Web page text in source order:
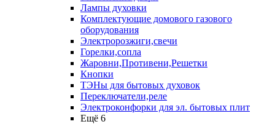
Лампы духовки
Комплектующие домового газового
оборудования
Электророзжиги,свечи
Горелки,сопла
Жаровни,Противени,Решетки
Кнопки
ТЭНы для бытовых духовок
Переключатели,реле
Электроконфорки для эл. бытовых плит
Ещё 6